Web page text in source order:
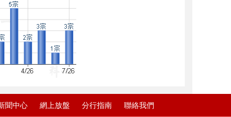
聞中心 網上放盤 分行指南 聯絡我們